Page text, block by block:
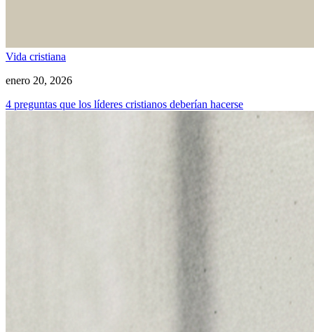
Vida cristiana
enero 20, 2026
4 preguntas que los líderes cristianos deberían hacerse